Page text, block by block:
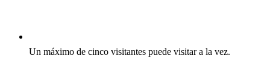
Un máximo de cinco visitantes puede visitar a la vez.